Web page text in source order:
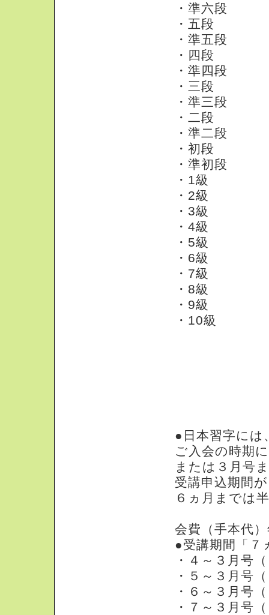
・準六段
・五段
・準五段
・四段
・準四段
・三段
・準三段
・二段
・準二段
・初段
・準初段
・1級
・2級
・3級
・4級
・5級
・6級
・7級
・8級
・9級
・10級
●日本習字には
ご入会の時期
または３月号
受講申込期間
６ヵ月までは
会費（手本代
●受講期間「７
・４～３月号
・５～３月号
・６～３月号
・７～３月号